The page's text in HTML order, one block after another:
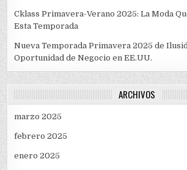
Cklass Primavera-Verano 2025: La Moda
Esta Temporada
Nueva Temporada Primavera 2025 de
Oportunidad de Negocio en EE.UU.
ARCHIVOS
marzo 2025
febrero 2025
enero 2025